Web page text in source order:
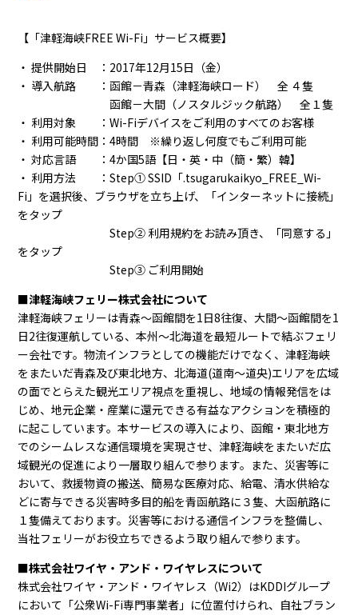
【「津軽海峡FREE Wi-Fi」サービス概要】
・ 提供開始日 ：2017年12月15日（金）
・ 導入航路 ：函館－青森（津軽海峡ロード） 全 ４隻
函館－大間（ノスタルジック航路） 全１隻
・ 利用対象 ：Wi-Fiデバイスをご利用のすべてのお客様
・ 利用可能時間：4時間 ※繰り返し何度でもご利用可能
・ 対応言語 ：4か国5語【日・英・中（簡・繁）韓】
・ 利用方法 ：Step① SSID「.tsugarukaikyo_FREE_Wi-
Fi」を選択後、ブラウザを立ち上げ、「インターネットに接続」
をタップ
Step② 利用規約をお読み頂き、「同意する」
をタップ
Step③ ご利用開始
■津軽海峡フェリー株式会社について
津軽海峡フェリーは青森～函館間を1日8往復、大間～函館間を1
日2往復運航している、本州～北海道を最短ルートで結ぶフェリ
ー会社です。物流インフラとしての機能だけでなく、津軽海峡
をまたいだ青森及び東北地方、北海道(道南～道央)エリアを広域
の面でとらえた観光エリア視点を重視し、地域の情報発信をは
じめ、地元企業・産業に還元できる有益なアクションを積極的
に起こしています。本サービスの導入により、函館・東北地方
でのシームレスな通信環境を実現させ、津軽海峡をまたいだ広
域観光の促進により一層取り組んで参ります。また、災害等に
おいて、救援物資の搬送、簡易な医療対応、給電、清水供給な
どに寄与できる災害時多目的船を青函航路に３隻、大函航路に
１隻備えております。災害等における通信インフラを整備し、
当社フェリーがお役立ちできるよう取り組んで参ります。
■株式会社ワイヤ・アンド・ワイヤレスについて
株式会社ワイヤ・アンド・ワイヤレス（Wi2）はKDDIグループ
において「公衆Wi-Fi専門事業者」に位置付けられ、自社ブラン